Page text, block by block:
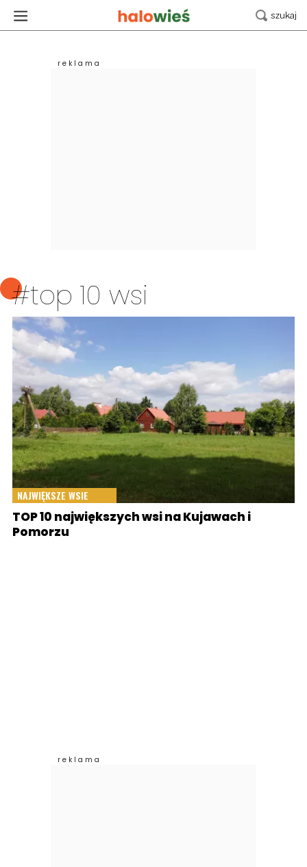
#top 10 wsi
NAJWIĘKSZE WSIE
TOP 10 największych wsi na Kujawach i
Pomorzu